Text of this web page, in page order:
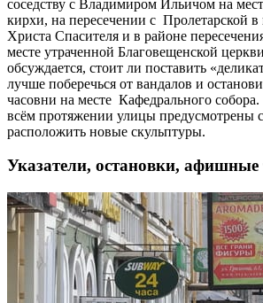
соседству с Владимиром Ильичом на
кирхи, на пересечении с Пролетарской в
Христа Спасителя и в районе
месте утраченной Благовещенской
обсуждается, стоит ли поставить
лучше поберечься от вандалов и
часовни на месте Кафедрального
всём протяжении улицы предусмотрены
расположить новые скульптуры.
Указатели, остановки,